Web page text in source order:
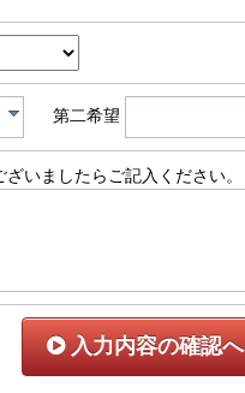
第二希望
いましたらご記入ください。
入力内容の確認へ